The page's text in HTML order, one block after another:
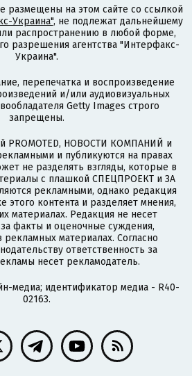
размещены на этом сайте со ссылкой
Украина", не подлежат дальнейшему
распространению в любой форме,
разрешения агентства "Интерфакс-
Украина".
перепечатка и воспроизведение
и/или аудиовизуальных
Getty Images строго
запрещены.
PROMOTED, НОВОСТИ КОМПАНИЙ и
и публикуются на правах
не разделять взгляды, которые в
с плашкой СПЕЦПРОЕКТ и ЗА
рекламными, однако редакция
этого контента и разделяет мнения,
материалах. Редакция не несет
факты и оценочные суждения,
материалах. Согласно
ответственность за
несет рекламодатель.
медиа; идентификатор медиа - R40-
02163.